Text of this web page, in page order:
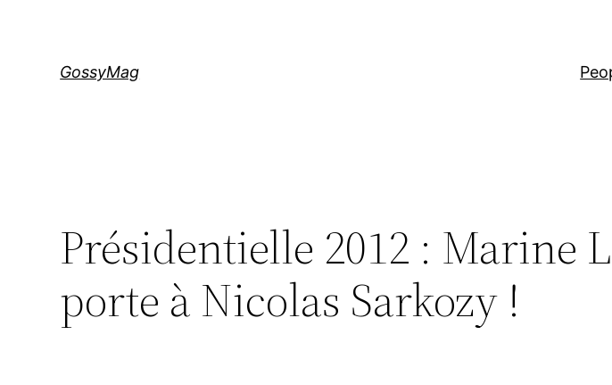
GossyMag
Présidentielle 2012 : Marine
porte à Nicolas Sarkozy !